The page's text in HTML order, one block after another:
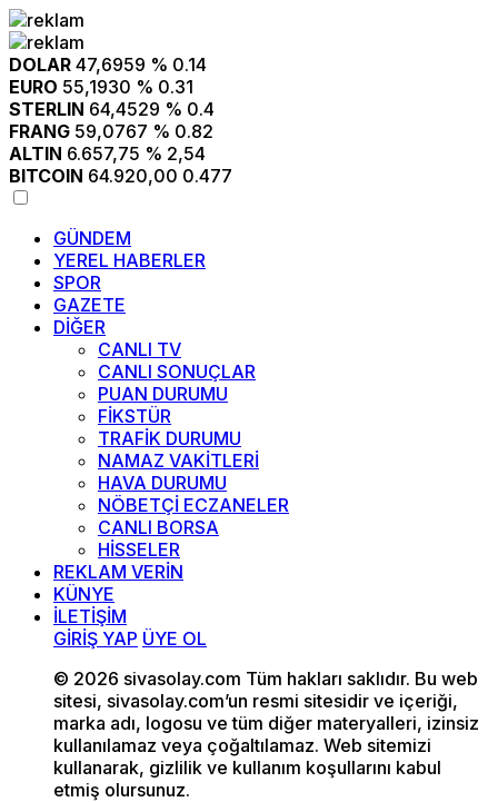
DOLAR 47,6959 % 0.14
EURO 55,1930 % 0.31
STERLIN 64,4529 % 0.4
FRANG 59,0767 % 0.82
ALTIN 6.657,75 % 2,54
BITCOIN 64.920,00 0.477
GÜNDEM
YEREL HABERLER
SPOR
GAZETE
DİĞER
CANLI TV
CANLI SONUÇLAR
PUAN DURUMU
FİKSTÜR
TRAFİK DURUMU
NAMAZ VAKİTLERİ
HAVA DURUMU
NÖBETÇİ ECZANELER
CANLI BORSA
HİSSELER
REKLAM VERİN
KÜNYE
İLETİŞİM
GİRİŞ YAP ÜYE OL
© 2026 sivasolay.com Tüm hakları saklıdır. Bu web
sitesi, sivasolay.com’un resmi sitesidir ve içeriği,
marka adı, logosu ve tüm diğer materyalleri, izinsiz
kullanılamaz veya çoğaltılamaz. Web sitemizi
kullanarak, gizlilik ve kullanım koşullarını kabul
etmiş olursunuz.